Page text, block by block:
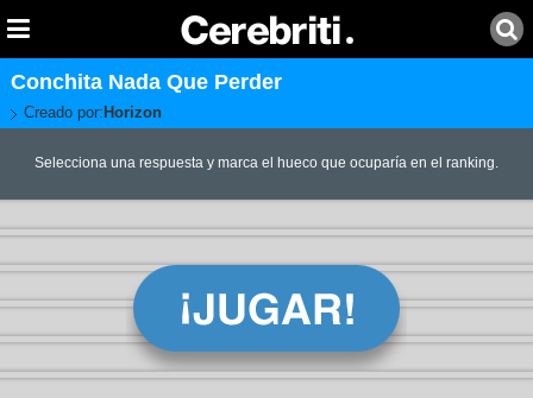
Conchita Nada Que Perder
Creado por: Horizon
Selecciona una respuesta y marca el hueco que ocuparía en el ranking.